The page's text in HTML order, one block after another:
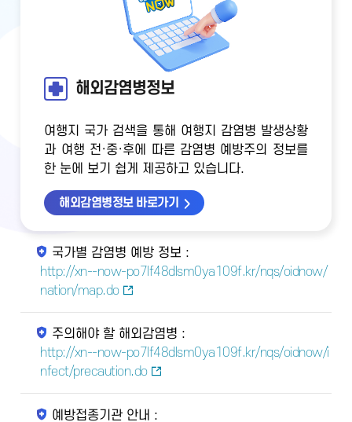
해외감염병정보
여행지 국가 검색을 통해 여행지 감염병 발생상황
과 여행 전·중·후에 따른 감염병 예방주의 정보를
한 눈에 보기 쉽게 제공하고 있습니다.
해외감염병정보 바로가기
국가별 감염병 예방 정보 :
http://xn--now-po7lf48dlsm0ya109f.kr/nqs/oidnow/
nation/map.do
주의해야 할 해외감염병 :
http://xn--now-po7lf48dlsm0ya109f.kr/nqs/oidnow/i
nfect/precaution.do
예방접종기관 안내 :